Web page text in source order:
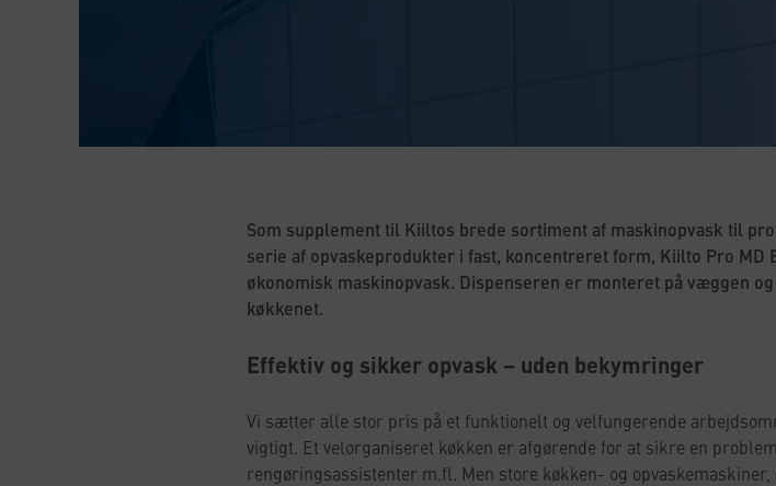
Som supplement til Kiiltos brede sortiment af maskinopvask til
serie af opvaskeprodukter i fast, koncentreret form, Kiilto Pro
økonomisk maskinopvask. Dispenseren er monteret på væggen
køkkenet.
Effektiv og sikker opvask – uden bekymringer
Vi sætter alle stor pris på et funktionelt og velfungerende
vigtigt. Et velorganiseret køkken er afgørende for at sikre en
rengøringsassistenter m.fl. Men store køkken- og